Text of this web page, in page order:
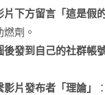
下方留言「這是假的
劑。
發到自己的社群帳號
片發布者「理論」